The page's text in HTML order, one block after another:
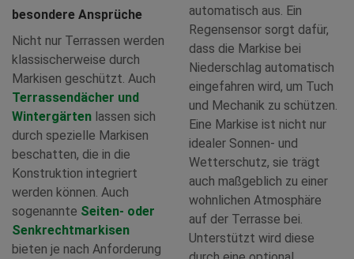
besondere Ansprüche
Nicht nur Terrassen werden
klassischerweise durch
Markisen geschützt. Auch
Terrassendächer und
Wintergärten lassen sich
durch spezielle Markisen
beschatten, die in die
Konstruktion integriert
werden können. Auch
sogenannte Seiten- oder
Senkrechtmarkisen
bieten je nach Anforderung
automatisch aus. Ein
Regensensor sorgt dafür,
dass die Markise bei
Niederschlag automatisch
eingefahren wird, um Tuch
und Mechanik zu schützen.
Eine Markise ist nicht nur
idealer Sonnen- und
Wetterschutz, sie trägt
auch maßgeblich zu einer
wohnlichen Atmosphäre
auf der Terrasse bei.
Unterstützt wird diese